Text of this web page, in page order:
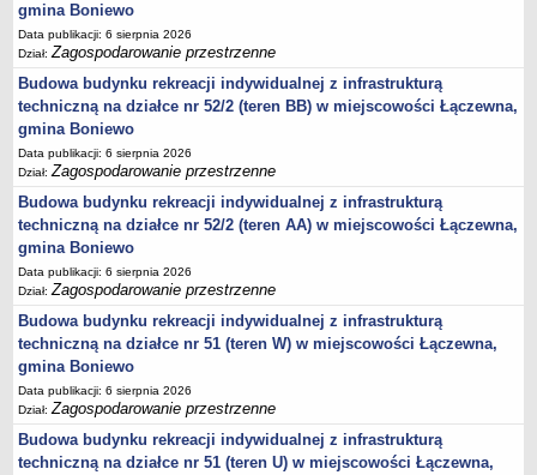
OŚWIADCZENIA MAJĄTKOWE
Oświadczenia majątkowe za 2025 rok
Kadencja 2024-2029
kadencja 2018-2023 - upływ kadencji rok 2024
oświadczenia mjątkowe Dyrektora Gminnej Biblioteki Publicznej
Objęcie funkcji Kierownika USC
Objęcie stanowiska Zastępcy Wójta Gminy
Oświadczenia majątkowe za 2023 rok
Oświadczenia majątkowe za 2022 rok
Oświadczenia majątkowe za 2021
Zakończenie pełnienia funkcji Dyrektora Zespołu Szkół w Boniewie
Objęcie funkcji Dyrektora Zespołu Szkół w Boniewie
Oświadczenia majątkowe za 2024 rok
Prezes SIM KZN KUJAWY
Kierownik Klubu Dziecięcego w Boniewie
KONTROLE
gmina Boniewo
Data publikacji: 6 sierpnia 2026
Dział:Zagospodarowanie przestrzenne
Budowa budynku rekreacji indywidualnej z infrastrukturą
techniczną na działce nr 52/2 (teren BB) w miejscowości Łączewna,
gmina Boniewo
Data publikacji: 6 sierpnia 2026
Dział:Zagospodarowanie przestrzenne
Budowa budynku rekreacji indywidualnej z infrastrukturą
techniczną na działce nr 52/2 (teren AA) w miejscowości Łączewna,
gmina Boniewo
Data publikacji: 6 sierpnia 2026
Dział:Zagospodarowanie przestrzenne
Budowa budynku rekreacji indywidualnej z infrastrukturą
techniczną na działce nr 51 (teren W) w miejscowości Łączewna,
gmina Boniewo
Data publikacji: 6 sierpnia 2026
Dział:Zagospodarowanie przestrzenne
Budowa budynku rekreacji indywidualnej z infrastrukturą
techniczną na działce nr 51 (teren U) w miejscowości Łączewna,